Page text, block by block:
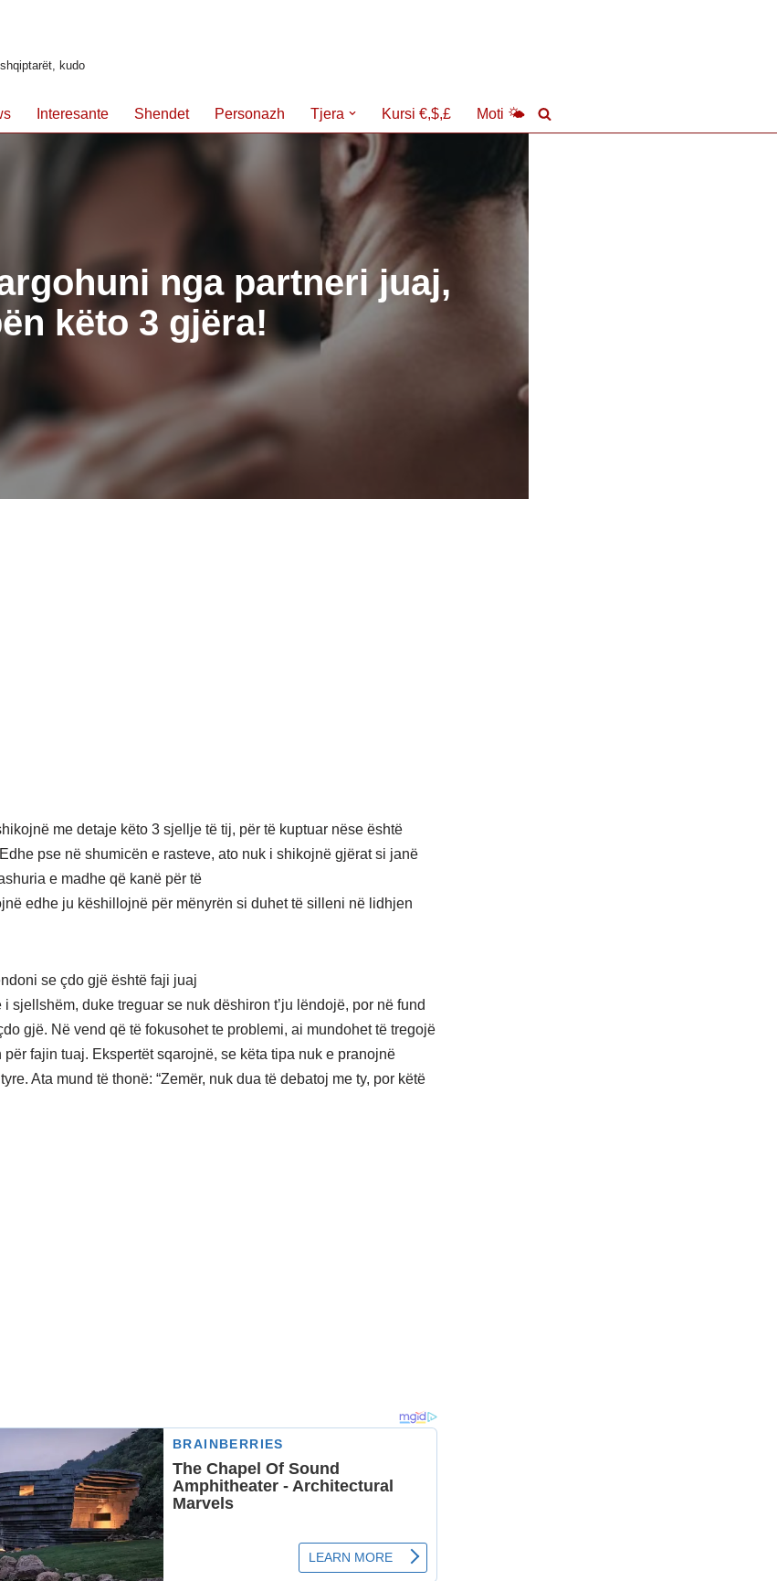
kudo
Interesante Shendet Personazh Tjera Kursi €,$,£ Moti 🌤
nga partneri juaj,
këto 3 gjëra!
me detaje këto 3 sjellje të tij, për të kuptuar nëse është
pse në shumicën e rasteve, ato nuk i shikojnë gjërat si janë
e madhe që kanë për të
edhe ju këshillojnë për mënyrën si duhet të silleni në lidhjen
se çdo gjë është faji juaj
sjellshëm, duke treguar se nuk dëshiron t’ju lëndojë, por në fund
gjë. Në vend që të fokusohet te problemi, ai mundohet të tregojë
fajin tuaj. Ekspertët sqarojnë, se këta tipa nuk e pranojnë
Ata mund të thonë: “Zemër, nuk dua të debatoj me ty, por këtë